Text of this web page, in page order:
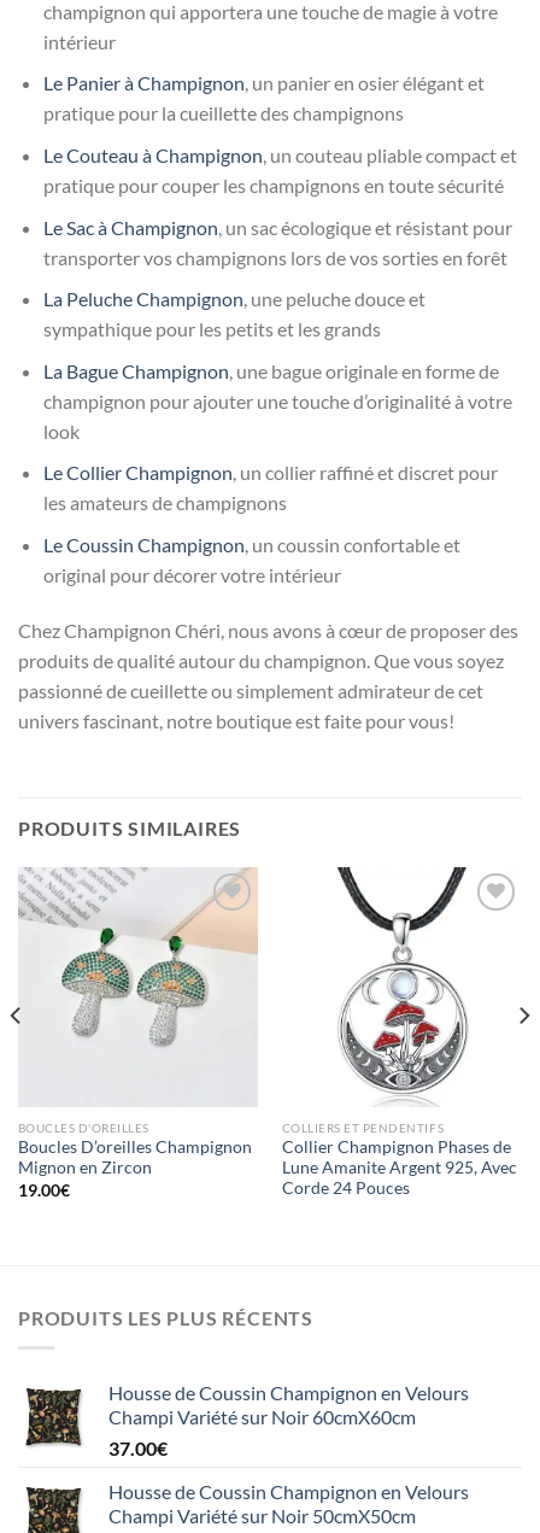
champignon qui apportera une touche de magie à votre
intérieur
Le Panier à Champignon, un panier en osier élégant et
pratique pour la cueillette des champignons
Le Couteau à Champignon, un couteau pliable compact et
pratique pour couper les champignons en toute sécurité
Le Sac à Champignon , un sac écologique et résistant pour
transporter vos champignons lors de vos sorties en forêt
La Peluche Champignon, une peluche douce et
sympathique pour les petits et les grands
La Bague Champignon, une bague originale en forme de
champignon pour ajouter une touche d’originalité à votre
look
Le Collier Champignon, un collier raffiné et discret pour
les amateurs de champignons
Le Coussin Champignon, un coussin confortable et
original pour décorer votre intérieur
Chez Champignon Chéri, nous avons à cœur de proposer des
produits de qualité autour du champignon. Que vous soyez
passionné de cueillette ou simplement admirateur de cet
univers fascinant, notre boutique est faite pour vous!
PRODUITS SIMILAIRES
Ajouter
à la liste
d’envies
BOUCLES D'OREILLES
Boucles D’oreilles Champignon
Mignon en Zircon
19.00€
d’envies
COLLIERS ET PENDENTIFS
Collier Champignon Phases de
Lune Amanite Argent 925, Avec
Corde 24 Pouces
PRODUITS LES PLUS RÉCENTS
Housse de Coussin Champignon en Velours
Champi Variété sur Noir 60cmX60cm
37.00€
Housse de Coussin Champignon en Velours
Champi Variété sur Noir 50cmX50cm